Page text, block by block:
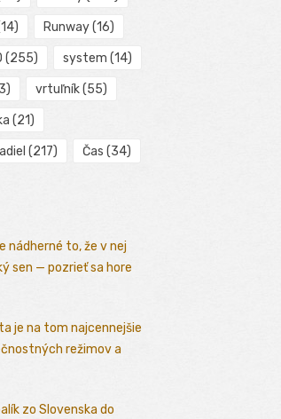
Runway(16)
(255) system (14)
vrtuľník(55)
(21)
(217) Čas (34)
nádherné to, že v nej
sen — pozrieť sa hore
je na tom najcennejšie
režimov a
zo Slovenska do